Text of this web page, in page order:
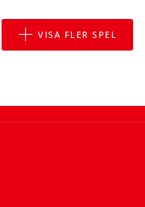
VISA FLER SPEL